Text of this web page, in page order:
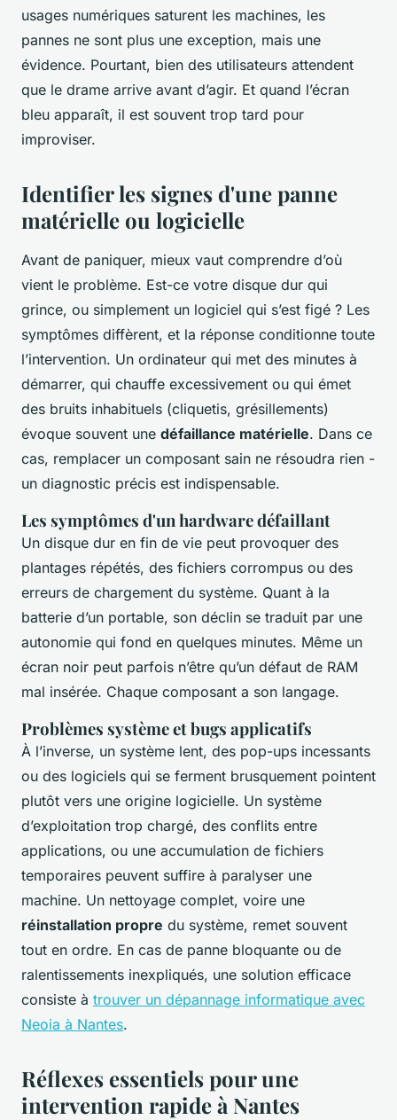
usages numériques saturent les machines, les
pannes ne sont plus une exception, mais une
évidence. Pourtant, bien des utilisateurs attendent
que le drame arrive avant d’agir. Et quand l’écran
bleu apparaît, il est souvent trop tard pour
improviser.
Identifier les signes d'une panne
matérielle ou logicielle
Avant de paniquer, mieux vaut comprendre d’où
vient le problème. Est-ce votre disque dur qui
grince, ou simplement un logiciel qui s’est figé ? Les
symptômes diffèrent, et la réponse conditionne toute
l’intervention. Un ordinateur qui met des minutes à
démarrer, qui chauffe excessivement ou qui émet
des bruits inhabituels (cliquetis, grésillements)
évoque souvent une défaillance matérielle. Dans ce
cas, remplacer un composant sain ne résoudra rien -
un diagnostic précis est indispensable.
Les symptômes d'un hardware défaillant
Un disque dur en fin de vie peut provoquer des
plantages répétés, des fichiers corrompus ou des
erreurs de chargement du système. Quant à la
batterie d’un portable, son déclin se traduit par une
autonomie qui fond en quelques minutes. Même un
écran noir peut parfois n’être qu’un défaut de RAM
mal insérée. Chaque composant a son langage.
Problèmes système et bugs applicatifs
À l’inverse, un système lent, des pop-ups incessants
ou des logiciels qui se ferment brusquement pointent
plutôt vers une origine logicielle. Un système
d’exploitation trop chargé, des conflits entre
applications, ou une accumulation de fichiers
temporaires peuvent suffire à paralyser une
machine. Un nettoyage complet, voire une
réinstallation propre du système, remet souvent
tout en ordre. En cas de panne bloquante ou de
ralentissements inexpliqués, une solution efficace
consiste à trouver un dépannage informatique avec
Neoia à Nantes.
Réflexes essentiels pour une
intervention rapide à Nantes